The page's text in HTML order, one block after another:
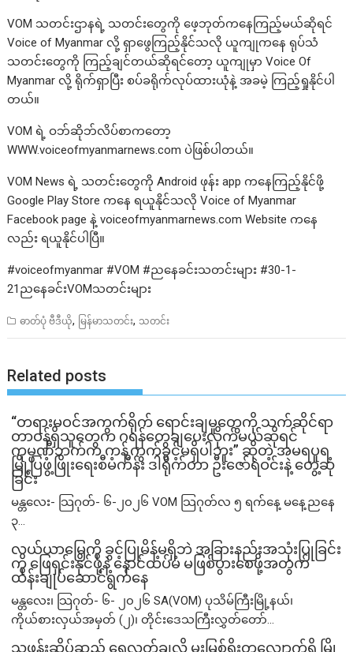
VOM သတင်းဌာနရဲ့ သတင်းတွေကို ဖေ့ဘုတ်ကနေကြည့်မယ်ဆိုရင်
Voice of Myanmar လို့ ရှာဖွေကြည့်နိုင်သလို ယူကျုကနေ ရုပ်သံ
သတင်းတွေကို ကြည့်ချင်တယ်ဆိုရင်တော့ ယူကျုမှာ Voice Of
Myanmar လို့ ရိုက်ရှာပြီး စပ်ခရိုက်လုပ်ထားယုံနဲ့ အခမဲ့ ကြည့်ရှုနိုင်ပါ
တယ်။
VOM ရဲ့ ဝဘ်ဆိုဘ်လိပ်စာကတော့
WWW.voiceofmyanmarnews.com ပဲဖြစ်ပါတယ်။
VOM News ရဲ့ သတင်းတွေကို Android ဖုန်း app ကနေကြည့်နိုင်ဖို့
Google Play Store ကနေ ရယူနိုင်သလို Voice of Myanmar
Facebook page နဲ့ voiceofmyanmarnews.com Website ကနေ
လည်း ရယူနိုင်ပါပြီ။
#voiceofmyanmar #VOM #ညနေခင်းသတင်းများ #30-1-
21ညနေခင်းVOMသတင်းများ
ဓာတ်ပုံ ဗီဒီယို, မြန်မာသတင်း, သတင်း
Related posts
“တရားမဝင်အကွက်ရိုက် ရောင်းချမှုတွေကို သက်ဆိုင်ရာ
တာဝန်ရှိသူတွေက ဂရန်တွေချပေးလိုက်မယ်ဆိုရင်
ကုမ္ပဏီဘက်က ကန့်ကွက်ခွင့်မရှိပါဘူး” ဆိုတဲ့ အမရပူရ
မြို့ပြဖွံ့ဖြိုးရေးစီမံကိန်း ဒါရိုက်တာ ဦးဇော်ရဲဝင်းနဲ့ တွေ့ဆုံ
ခြင်း
မန္တလေး- သြဂုတ်- ၆-၂၀၂၆ VOM သြဂုတ်လ ၅ ရက်နေ့ မနေ့ညနေ
၃...
လယ်ယာမြေကို ခွင့်ပြုမိန့်မရှိဘဲ အခြားနည်းအသုံးပြုခြင်း
ကို ဖြေရှင်းနိုင်ဖို့နဲ့ နောင်ထပ်မံ မဖြစ်ပွားစေဖို့အတွက်
ထိန်းချုပ်ဆောင်ရွက်နေ
မန္တလေး၊ သြဂုတ်- ၆- ၂၀၂၆ SA(VOM) ပုသိမ်ကြီးမြို့နယ်၊
ကိုယ်စားလှယ်အမှတ် (၂)၊ တိုင်းဒေသကြီးလွှတ်တော်...
သဖန်းဆိပ်ဆည် ရေလွှတ်ချလို့ မူးမြစ်ရိုးတလျှောက်ရှိ မြို့